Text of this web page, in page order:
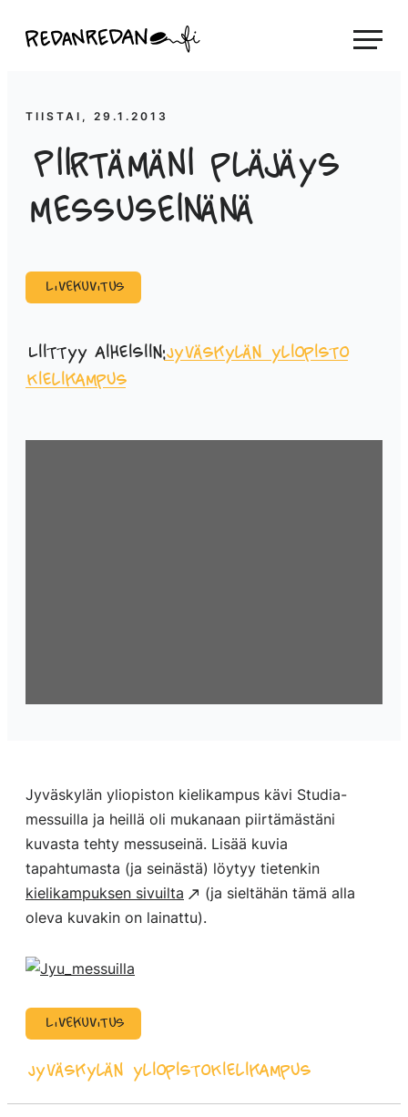
suoraan
Linda Saukko-Rauta, Redanredan Oy
piirrosvideoita
TIISTAI, 29.1.2013
Piirtämäni pläjäys
messuseinänä
Livekuvitus
Liittyy aiheisiin:Jyväskylän yliopisto
Kielikampus
Jyväskylän yliopiston kielikampus kävi Studia-
messuilla ja heillä oli mukanaan piirtämästäni
kuvasta tehty messuseinä. Lisää kuvia
tapahtumasta (ja seinästä) löytyy tietenkin
kielikampuksen sivuilta
(ja sieltähän tämä alla
oleva kuvakin on lainattu).
Livekuvitus
Jyväskylän yliopistoKielikampus